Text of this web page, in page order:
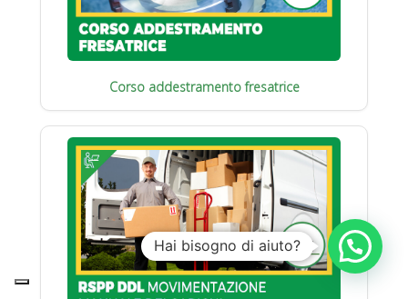
Corso addestramento fresatrice
Hai bisogno di aiuto?